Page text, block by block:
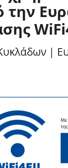
την
|